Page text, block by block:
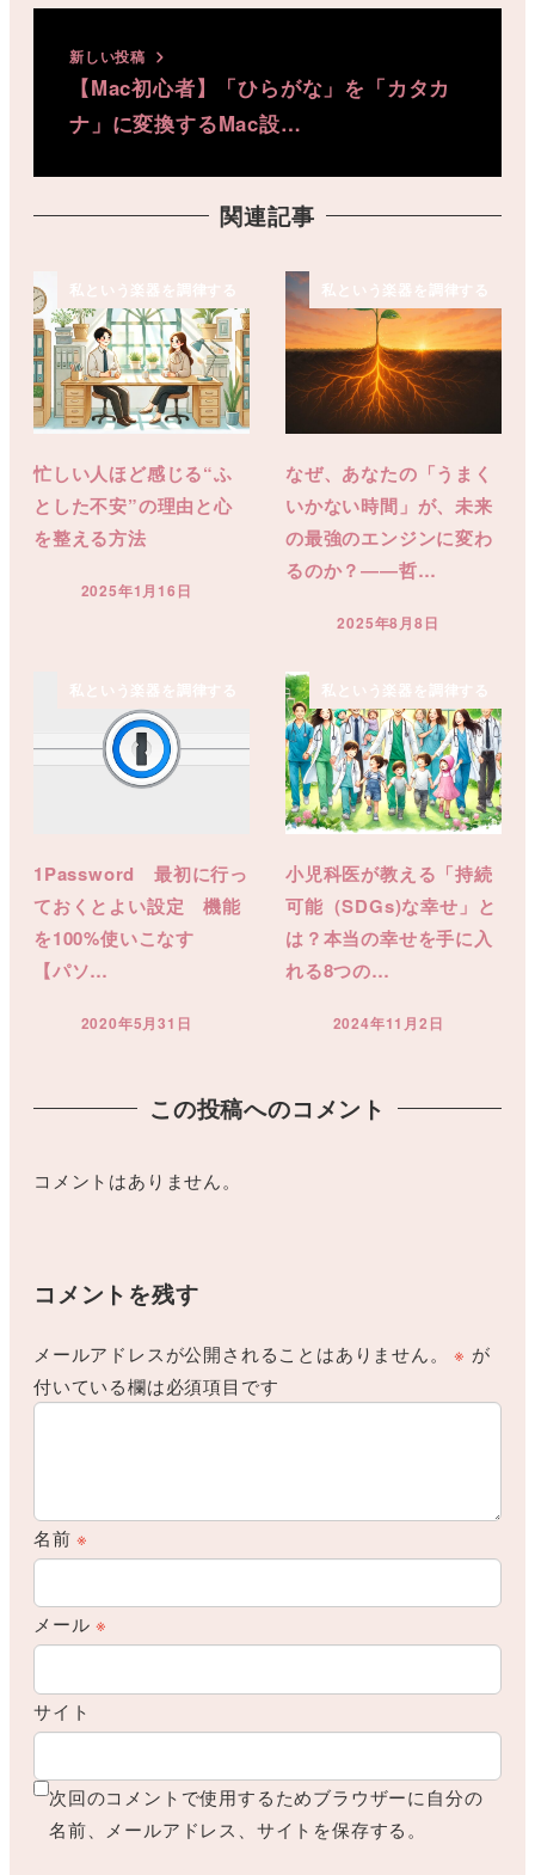
新しい投稿
【Mac初心者】「ひらがな」を「カタカ
ナ」に変換するMac設…
関連記事
私という楽器を調律する
忙しい人ほど感じる“ふ
とした不安”の理由と心
を整える方法
投稿日
2025年1月16日
私という楽器を調律する
なぜ、あなたの「うまく
いかない時間」が、未来
の最強のエンジンに変わ
るのか？――哲…
投稿日
2025年8月8日
私という楽器を調律する
1Password 最初に行っ
ておくとよい設定 機能
を100%使いこなす
【パソ…
投稿日
2020年5月31日
私という楽器を調律する
小児科医が教える「持続
可能（SDGs)な幸せ」と
は？本当の幸せを手に入
れる8つの…
投稿日
2024年11月2日
この投稿へのコメント
コメントはありません。
コメントを残す
メールアドレスが公開されることはありません。 ※ が
付いている欄は必須項目です
名前※
メール※
サイト
次回のコメントで使用するためブラウザーに自分の
名前、メールアドレス、サイトを保存する。